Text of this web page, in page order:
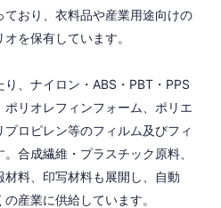
おり、衣料品や産業用途向けの
を保有しています。
、ナイロン・ABS・PBT・PPS
リオレフィンフォーム、ポリエ
ロピレン等のフィルム及びフィ
合成繊維・プラスチック原料、
料、印写材料も展開し、自動
産業に供給しています。